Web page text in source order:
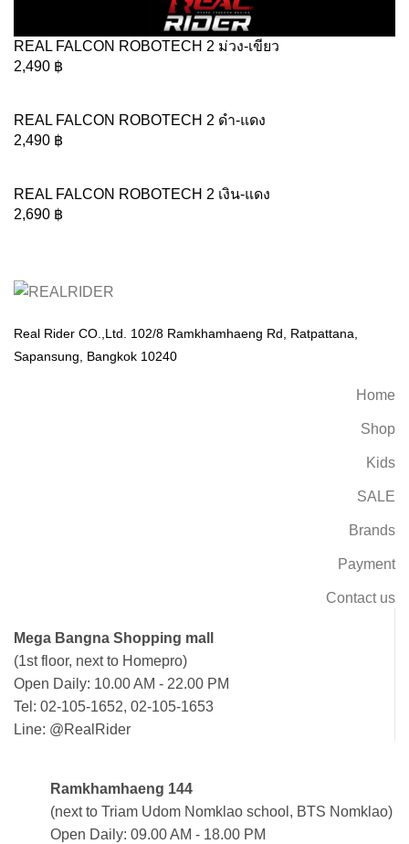
REAL FALCON ROBOTECH 2 ม่วง-เขียว
2,490 ฿
REAL FALCON ROBOTECH 2 ดำ-แดง
2,490 ฿
REAL FALCON ROBOTECH 2 เงิน-แดง
2,690 ฿
Real Rider CO.,Ltd. 102/8 Ramkhamhaeng Rd, Ratpattana,
Sapansung, Bangkok 10240
Home
Shop
Kids
SALE
Brands
Payment
Contact us
Mega Bangna Shopping mall
(1st floor, next to Homepro)
Open Daily: 10.00 AM - 22.00 PM
Tel: 02-105-1652, 02-105-1653
Line: @RealRider
Ramkhamhaeng 144
(next to Triam Udom Nomklao school, BTS Nomklao)
Open Daily: 09.00 AM - 18.00 PM